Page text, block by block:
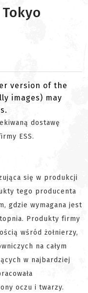
version of the
images) may
dostawę
ESS.
się w produkcji
tego producenta
gdzie wymagana jest
Produkty firmy
wśród żołnierzy,
na całym
w najbardziej
oczu i twarzy.